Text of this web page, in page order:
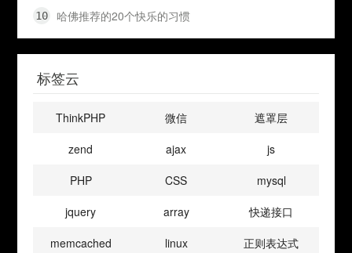
哈佛推荐的20个快乐的习惯
标签云
ThinkPHP 微信
遮罩层
zend
ajax
js
PHP
CSS
mysql
jquery
array
快递接口
memcached
linux
正则表达式